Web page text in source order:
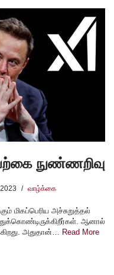
நுண்ணறிவு
வாழ்க்கை
மிகப்பெரிய அச்சுறுத்தல்
ஆனால்
அதுதான்… Read More